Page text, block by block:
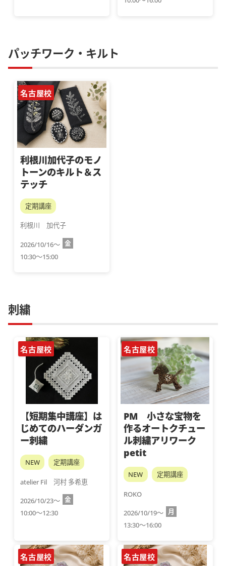
パッチワーク・キルト
名古屋校
利根川加代子のモノ
トーンのキルト＆ス
テッチ
定期講座
利根川　加代子
2026/10/16～ 金
10:30～15:00
刺繍
名古屋校
【短期集中講座】は
じめてのハーダンガ
ー刺繍
NEW 定期講座
atelier Fil　河村 多希恵
2026/10/23～ 金
10:00～12:30
名古屋校
PM 小さな宝物を
作るオートクチュー
ル刺繍アリワーク
petit
NEW 定期講座
ROKO
2026/10/19～ 月
13:30～16:00
名古屋校 名古屋校